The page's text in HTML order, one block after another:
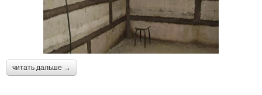
читать дальше →